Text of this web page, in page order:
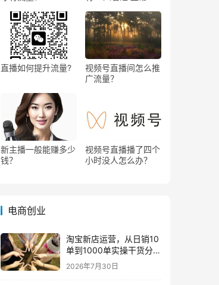
直播如何提升流量?
视频号直播间怎么推
广流量？
新主播一般能赚多少
钱？
视频号直播播了四个
小时没人怎么办？
电商创业
淘宝新店运营，从日销10
单到1000单实操干货分
享！
2026年7月30日